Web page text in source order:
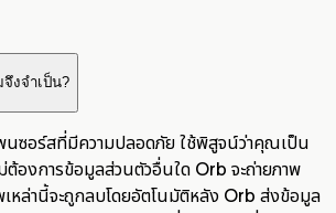
งจำเป็น?
นซอร์สที่มีความปลอดภัย ใช้พิสูจน์ว่าคุณเป็น
ต้องการข้อมูลส่วนตัวอื่นใด Orb จะถ่ายภาพ
เหล่านี้จะถูกลบโดยอัตโนมัติหลัง Orb ส่งข้อมูล